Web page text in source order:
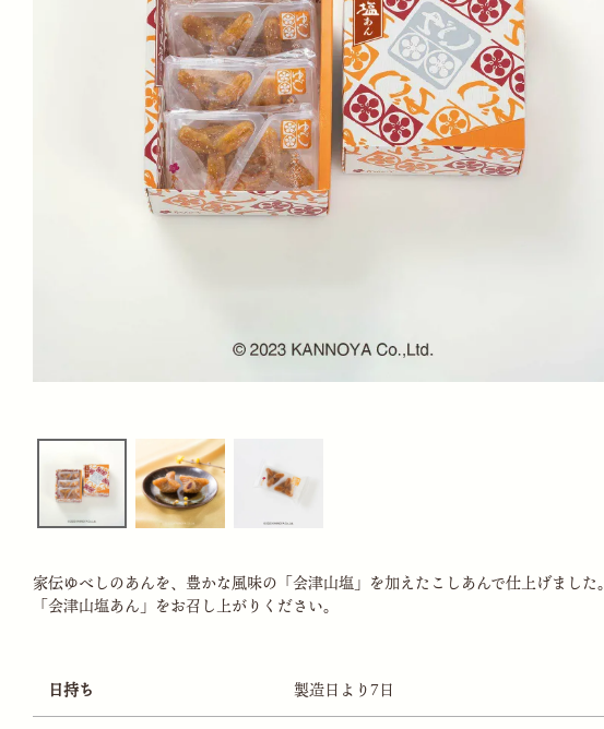
家伝ゆべしのあんを、豊かな風味の「会津山塩」を加えたこしあんで仕上げました。
「会津山塩あん」をお召し上がりください。
日持ち 製造日より7日